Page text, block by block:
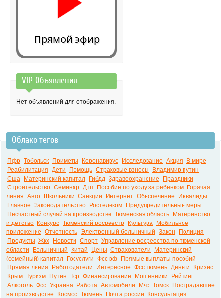
0:00
Прямой эфир
VIP Объявления
Нет объявлений для отображения.
Облако тегов
Пфр Тобольск Приметы Коронавирус Исследование Акция
В мире
Реабилитация Дети Помощь Страховые взносы
Владимир путин
Сша
Материнский капитал Гибдд Здравоохранение
Праздники
Строительство Семинар Дтп Пособие по уходу за ребенком
Горячая
линия Авто Школьники Санкции Интернет Обеспечение
Инвалиды
Главное Законодательство Ростелеком
Предупредительные меры
Несчастный случай на производстве Тюменская область
Материнство
и детство
Конкурс Тюменский росреестр Культура
Мобильное
приложение Отчетность Электронный больничный Закон
Полиция
Продукты Жкх Новости Спорт Управление росреестра по тюменской
области
Больничный Китай Цены Страхователи
Материнский
(семейный) капитал
Госуслуги Фсс рф
Прямые выплаты пособий
Прямая линия
Работодатели Интересное Фсс тюмень Деньги
Кризис
Крым Туризм Путин Тср Финансирование Мошенники
Рейтинг
Алкоголь Фсс Украина Работа Автомобили Мчс Томск
Пострадавшие
на производстве
Космос Тюмень Почта россии
Консультация